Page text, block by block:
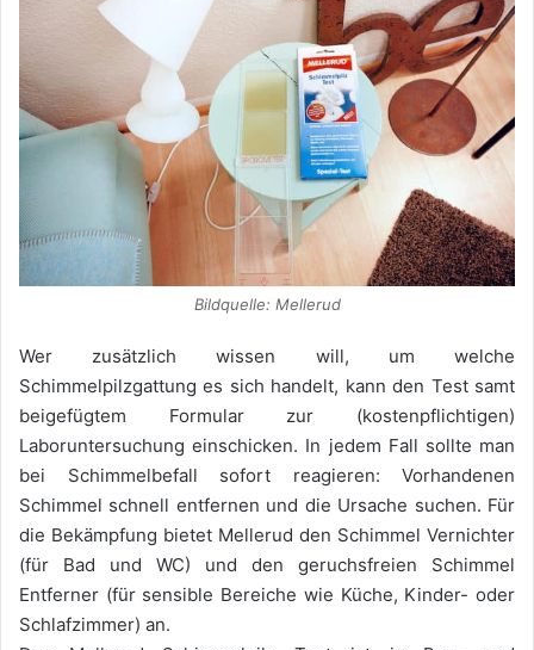
Bildquelle: Mellerud
Wer zusätzlich wissen will, um welche
Schimmelpilzgattung es sich handelt, kann den Test samt
beigefügtem Formular zur (kostenpflichtigen)
Laboruntersuchung einschicken. In jedem Fall sollte man
bei Schimmelbefall sofort reagieren: Vorhandenen
Schimmel schnell entfernen und die Ursache suchen. Für
die Bekämpfung bietet Mellerud den Schimmel Vernichter
(für Bad und WC) und den geruchsfreien Schimmel
Entferner (für sensible Bereiche wie Küche, Kinder- oder
Schlafzimmer) an.